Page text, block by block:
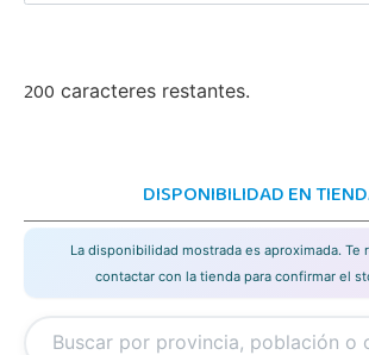
200 caracteres restantes.
DISPONIBILIDAD EN
La disponibilidad mostrada es aproximada. Te
contactar con la tienda para confirmar el